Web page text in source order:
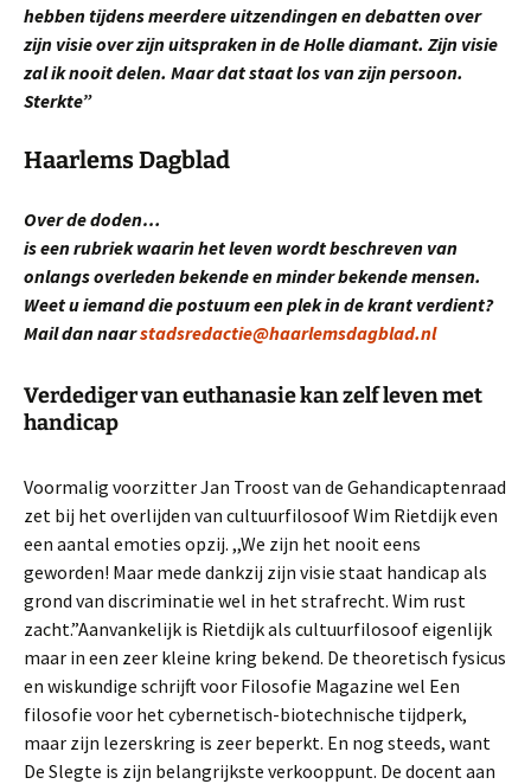
hebben tijdens meerdere uitzendingen en debatten over
zijn visie over zijn uitspraken in de Holle diamant. Zijn visie
zal ik nooit delen. Maar dat staat los van zijn persoon.
Sterkte”
Haarlems Dagblad
Over de doden…
is een rubriek waarin het leven wordt beschreven van
onlangs overleden bekende en minder bekende mensen.
Weet u iemand die postuum een plek in de krant verdient?
Mail dan naarstadsredactie@haarlemsdagblad.nl
Verdediger van euthanasie kan zelf leven met
handicap
Voormalig voorzitter Jan Troost van de Gehandicaptenraad
zet bij het overlijden van cultuurfilosoof Wim Rietdijk even
een aantal emoties opzij. ,,We zijn het nooit eens
geworden! Maar mede dankzij zijn visie staat handicap als
grond van discriminatie wel in het strafrecht. Wim rust
zacht.”Aanvankelijk is Rietdijk als cultuurfilosoof eigenlijk
maar in een zeer kleine kring bekend. De theoretisch fysicus
en wiskundige schrijft voor Filosofie Magazine wel Een
filosofie voor het cybernetisch-biotechnische tijdperk,
maar zijn lezerskring is zeer beperkt. En nog steeds, want
De Slegte is zijn belangrijkste verkooppunt. De docent aan